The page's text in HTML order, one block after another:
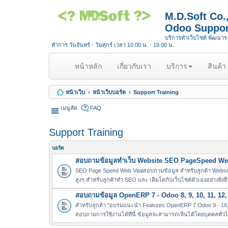
M.D.Soft
Odoo
บริการทำเว็บไซต์ พัฒนาร
ทำการ วันจันทร์ - วันศุกร์ เวลา 10.00 น. - 19.00 น.
หน้าหลัก(
u
r
n
t
เกี่ยวกับเรา บริการ สินค้า
หน้าเว็บ หน้าเว็บบอร์ด Support Training
เมนูลัด FAQ
Support Training
บอร์ด
สอบถามข้อมูลทำเว็บ Website SEO PageSpeed
SEO Page Speed Web Vitalสอบถามข้อมูล สำหรับลูกค้า
สูงๆ สำหรับลูกค้าทำ SEO และ เติมโตกับเว็บไซต์ตัวเองอย่างยัง
สอบถามข้อมูล OpenERP 7 - Odoo 8, 9, 10, 11,
สำหรับลูกค้า "อบรมแนะนำ Features OpenERP 7 Odoo 9 -
สอบถามการใช้งานได้ที่นี่ ข้อมูลจะสามารถเห็นได้โดยบุคคลทั่ว